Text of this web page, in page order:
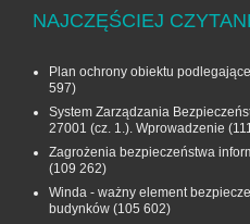
NAJCZĘŚCIEJ
Plan ochrony obiektu
597)
System Zarządzania
27001 (cz. 1.). Wprowadzenie
Zagrożenia bezpieczeństwa
(109 262)
Winda - ważny element
budynków (105 602)